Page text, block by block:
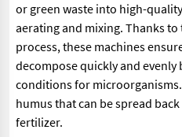
or green waste into high-
aerating and mixing. Thanks
process, these machines
decompose quickly and
conditions for
humus that can be spread
fertilizer.